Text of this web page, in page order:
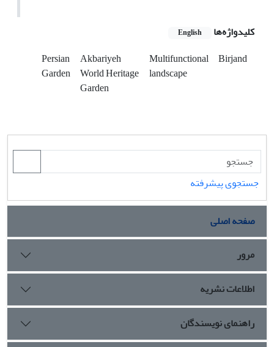
کلیدواژه‌ها English
Persian
Garden
Akbariyeh
World Heritage
Garden
Multifunctional
landscape
Birjand
جستجوی پیشرفته
صفحه اصلی
مرور
اطلاعات نشریه
راهنمای نویسندگان